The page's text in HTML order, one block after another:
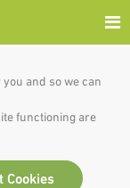
and so we can
functioning are
Cookies